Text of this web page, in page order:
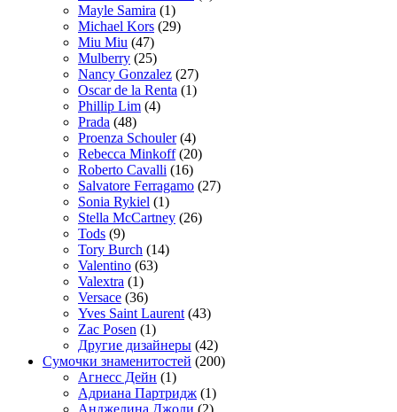
Mayle Samira (1)
Michael Kors (29)
Miu Miu (47)
Mulberry (25)
Nancy Gonzalez (27)
Oscar de la Renta (1)
Phillip Lim (4)
Prada (48)
Proenza Schouler(4)
Rebecca Minkoff(20)
Roberto Cavalli (16)
Salvatore Ferragamo (27)
Sonia Rykiel (1)
Stella McCartney (26)
Tods (9)
Tory Burch (14)
Valentino (63)
Valextra (1)
Versace (36)
Yves Saint Laurent (43)
Zac Posen (1)
Другие дизайнеры (42)
Сумочки знаменитостей (200)
Агнесс Дейн (1)
Адриана Партридж (1)
Анджелина Джоли (2)